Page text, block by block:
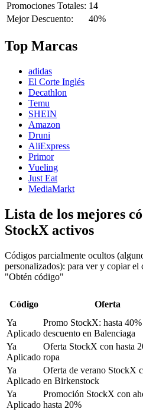
Promociones Totales: 14
Mejor Descuento:
40%
Top Marcas
adidas
El Corte Inglés
Decathlon
Temu
SHEIN
Amazon
Druni
AliExpress
Primor
Vueling
Just Eat
MediaMarkt
Lista de los mejores
StockX activos
Códigos parcialmente ocultos
personalizados): para ver y copiar
"Obtén código"
Código Oferta
Ya
Aplicado
Promo StockX: hasta
descuento en Balenciaga
Ya
Aplicado
Oferta StockX con hasta
ropa
Ya
Aplicado
Oferta de verano StockX
en Birkenstock
Ya
Aplicado
Promoción StockX con
hasta 20%